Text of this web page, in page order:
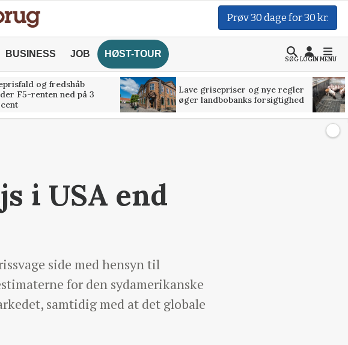
Prøv 30 dage for 30 kr.
BUSINESS JOB HØST-TOUR
SØGLOGINMENU
og fredshåb
F5-renten ned på 3
Lave grisepriser og nye regler
øger landbobanks forsigtighed
i USA end
side med hensyn til
for den sydamerikanske
samtidig med at det globale